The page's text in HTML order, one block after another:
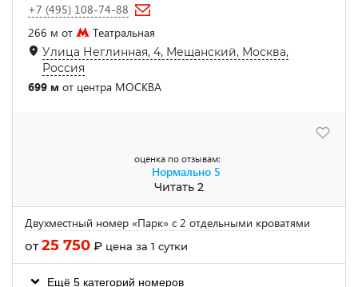
+7 (495) 108-74-88
266 м от
Театральная
Улица Неглинная, 4, Мещанский, Москва,
Россия
699 м от центра МОСКВА
оценка по отзывам:
Нормально 5
Читать 2
Двухместный номер «Парк» с 2 отдельными кроватями
от25 750 ₽ цена за 1 сутки
Ещё 5 категорий номеров